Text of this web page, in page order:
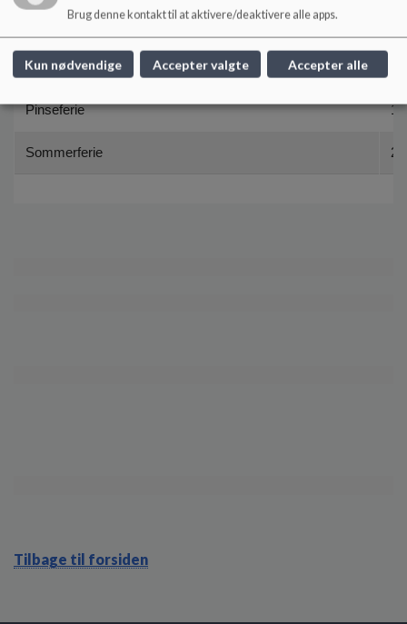
Påskeferie
Kr. Himmelfartsdag
Pinseferie
Sommerferie
Tilbage til forsiden
Brug denne kontakt til at aktivere/deaktivere alle apps.
Kun nødvendige Accepter valgte Accepter alle